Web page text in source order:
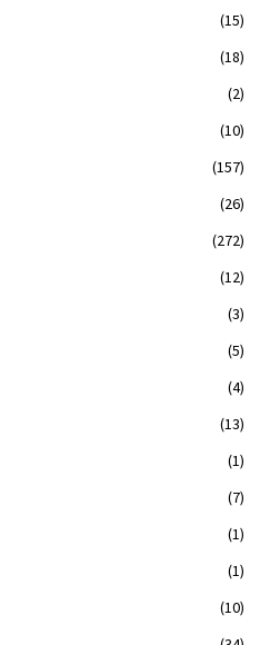
(15)
(18)
(2)
(10)
(157)
(26)
(272)
(12)
(3)
(5)
(4)
(13)
(1)
(7)
(1)
(1)
(10)